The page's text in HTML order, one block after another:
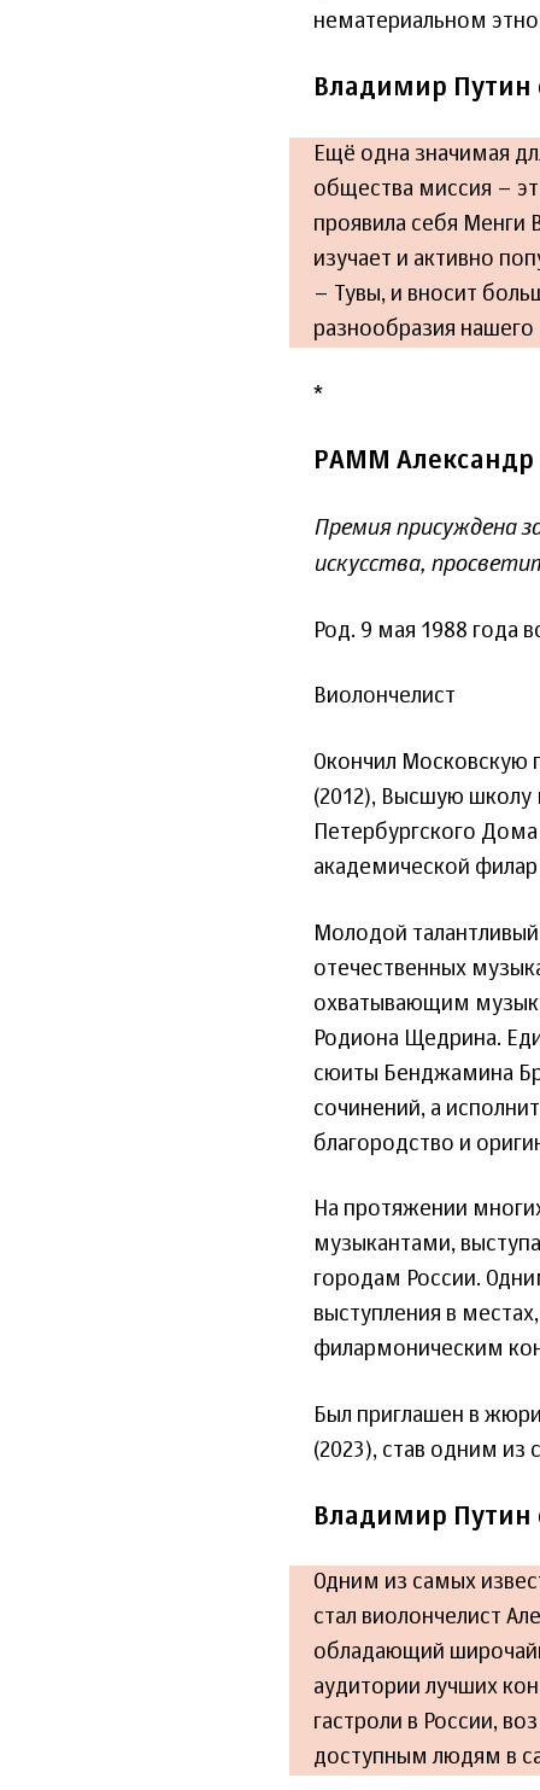
нематериальном
Владимир Путин
Ещё одна значимая
общества миссия –
проявила себя Менги
изучает и активно
– Тувы, и вносит
разнообразия нашего
*
РАММ Александр
Премия присуждена
искусства,
Род. 9 мая 1988 года
Виолончелист
Окончил Московскую
(2012), Высшую школу
Петербургского
академической
Молодой
отечественных
охватывающим
Родиона Щедрина.
сюиты Бенджамина
сочинений, а
благородство и
На протяжении
музыкантами,
городам России.
выступления в
филармоническим
Был приглашен в
(2023), став одним из
Владимир Путин
Одним из самых
стал виолончелист
обладающий
аудитории лучших
гастроли в России,
доступным людям в